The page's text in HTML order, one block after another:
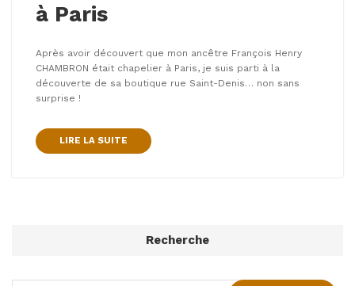
à Paris
Après avoir découvert que mon ancêtre François Henry
CHAMBRON était chapelier à Paris, je suis parti à la
découverte de sa boutique rue Saint-Denis… non sans
surprise !
LIRE LA SUITE
Recherche